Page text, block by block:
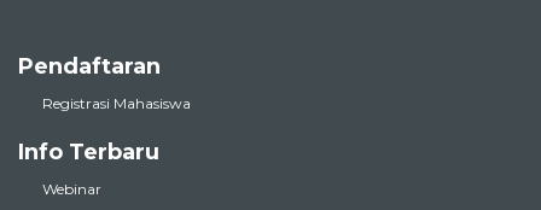
Pendaftaran
Registrasi Mahasiswa
Info Terbaru
Webinar